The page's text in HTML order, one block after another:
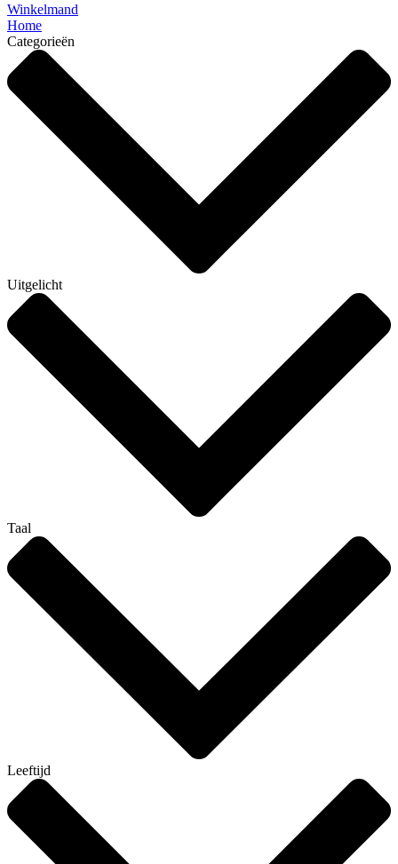
Winkelmand
Home
Categorieën
Uitgelicht
Taal
Leeftijd